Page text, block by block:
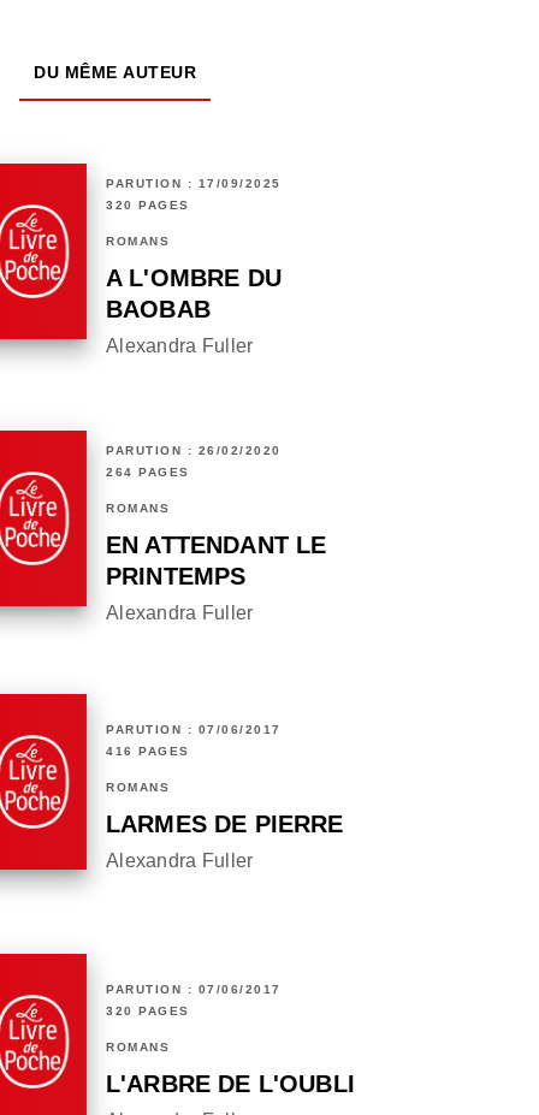
DU MÊME AUTEUR
PARUTION : 17/09/2025
320 PAGES
ROMANS
A L'OMBRE DU
BAOBAB
Alexandra Fuller
PARUTION : 26/02/2020
264 PAGES
ROMANS
EN ATTENDANT LE
PRINTEMPS
Alexandra Fuller
PARUTION : 07/06/2017
416 PAGES
ROMANS
LARMES DE PIERRE
Alexandra Fuller
PARUTION : 07/06/2017
320 PAGES
ROMANS
L'ARBRE DE L'OUBLI